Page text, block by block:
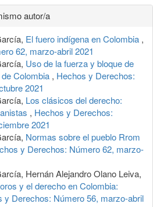
autor/a
El fuero indígena en Colombia ,
62, marzo-abril 2021
Uso de la fuerza y bloque de
Colombia , Hechos y Derechos:
2021
Los clásicos del derecho:
, Hechos y Derechos:
2021
Normas sobre el pueblo Rrom
y Derechos: Número 62, marzo-
Hernán Alejandro Olano Leiva,
y el derecho en Colombia:
y Derechos: Número 56, marzo-abril